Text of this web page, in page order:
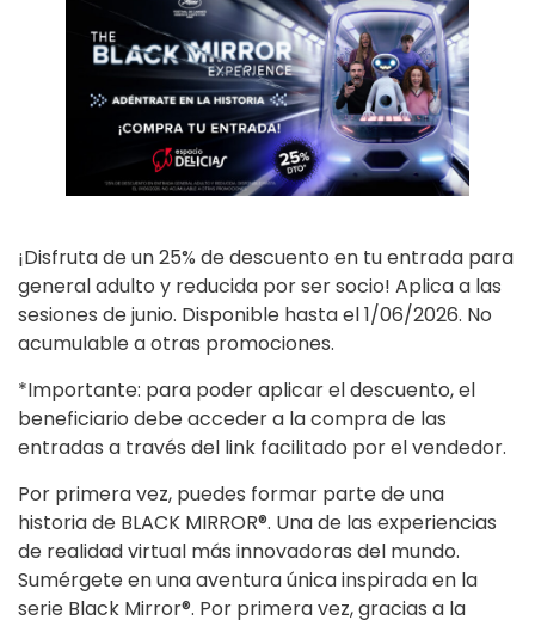
¡Disfruta de un 25% de descuento en tu entrada para
general adulto y reducida por ser socio! Aplica a las
sesiones de junio. Disponible hasta el 1/06/2026. No
acumulable a otras promociones.
*Importante: para poder aplicar el descuento, el
beneficiario debe acceder a la compra de las
entradas a través del link facilitado por el vendedor.
Por primera vez, puedes formar parte de una
historia de BLACK MIRROR®. Una de las experiencias
de realidad virtual más innovadoras del mundo.
Sumérgete en una aventura única inspirada en la
serie Black Mirror®. Por primera vez, gracias a la